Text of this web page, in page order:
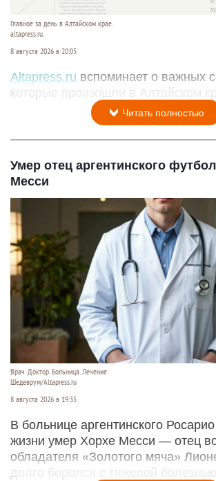
Главное за день в Алтайском крае.
altapress.ru.
8 августа 2026 в 20:05
Altapress.ru вспоминает о важных
которые произошли в Алтайском
Читать полностью
Умер отец аргентинского
Месси
Врач. Доктор. Больница. Лечение
Шедеврум/Altapress.ru
8 августа 2026 в 19:35
В больнице аргентинского
жизни умер Хорхе Месси — отец
обладателя «Золотого мяча»
долго боролся с тяжелой болезнью.